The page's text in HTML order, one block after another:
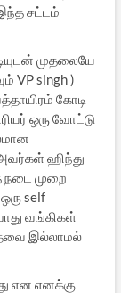
சட்டம்
முதலையே
VP singh )
கோடி
ஒரு வோட்டு
ஹிந்து
நடை முறை
self
வங்கிகள்
இல்லாமல்
என எனக்கு